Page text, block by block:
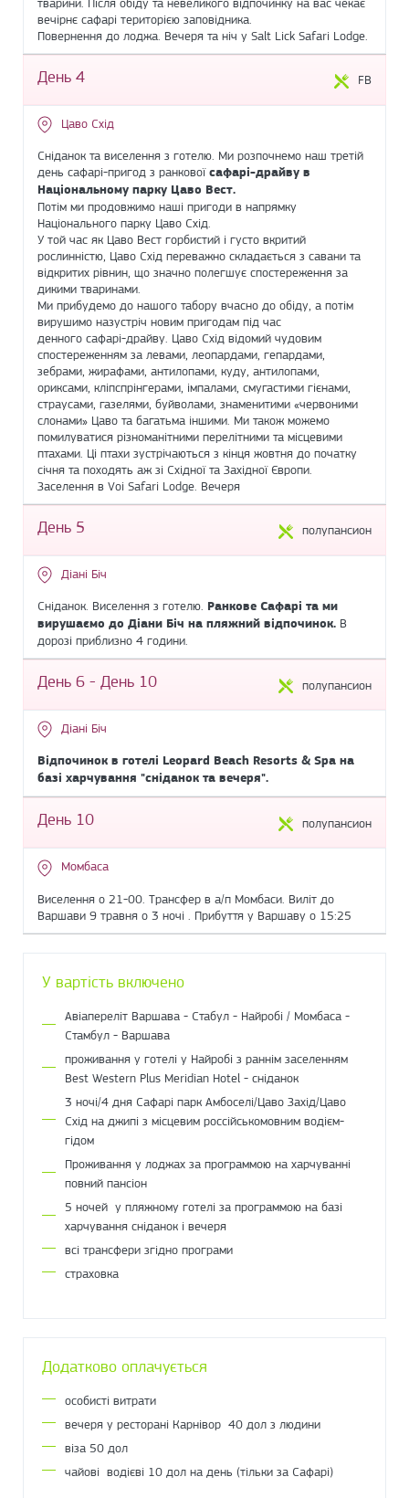
вечірнє сафарі територією заповідника.
Повернення до лоджа. Вечеря та ніч у Salt Lick Safari Lodge.
День 4 FB
Цаво Схід
Сніданок та виселення з готелю. Ми розпочнемо наш третій
день сафарі-пригод з ранковоїсафарі-драйву в
Національному парку Цаво Вест.
Потім ми продовжимо наші пригоди в напрямку
Національного парку Цаво Схід.
У той час як Цаво Вест горбистий і густо вкритий
рослинністю, Цаво Схід переважно складається з савани та
відкритих рівнин, що значно полегшує спостереження за
дикими тваринами.
Ми прибудемо до нашого табору вчасно до обіду, а потім
вирушимо назустріч новим пригодам під час
денного сафарі-драйву. Цаво Схід відомий чудовим
спостереженням за левами, леопардами, гепардами,
зебрами, жирафами, антилопами, куду, антилопами,
ориксами, кліпспрінгерами, імпалами, смугастими гієнами,
страусами, газелями, буйволами, знаменитими «червоними
слонами» Цаво та багатьма іншими. Ми також можемо
помилуватися різноманітними перелітними та місцевими
птахами. Ці птахи зустрічаються з кінця жовтня до початку
січня та походять аж зі Східної та Західної Європи.
Заселення в Voi Safari Lodge. Вечеря
День 5 полупансион
Діані Біч
Сніданок. Виселення з готелю. Ранкове Сафарі та ми
вирушаємо до Діани Біч на пляжний відпочинок. В
дорозі приблизно 4 години.
День 6 - День 10 полупансион
Діані Біч
Відпочинок в готелі Leopard Beach Resorts & Spa на
базі харчування "сніданок та вечеря".
День 10 полупансион
Момбаса
Виселення о 21-00. Трансфер в а/п Момбаси. Виліт до
Варшави 9 травня о 3 ночі . Прибуття у Варшаву о 15:25
У вартість включено
Авіапереліт Варшава - Стабул - Найробі / Момбаса -
Стамбул - Варшава
проживання у готелі у Найробі з раннім заселенням
Best Western Plus Meridian Hotel - сніданок
3 ночі/4 дня Сафарі парк Амбоселі/Цаво Захід/Цаво
Схід на джипі з місцевим россійськомовним водієм-
гідом
Проживання у лоджах за программою на харчуванні
повний пансіон
5 ночей у пляжному готелі за программою на базі
харчування сніданок і вечеря
всі трансфери згідно програми
страховка
Додатково оплачується
особисті витрати
вечеря у ресторані Карнівор 40 дол з людини
віза 50 дол
чайові водієві 10 дол на день (тільки за Сафарі)